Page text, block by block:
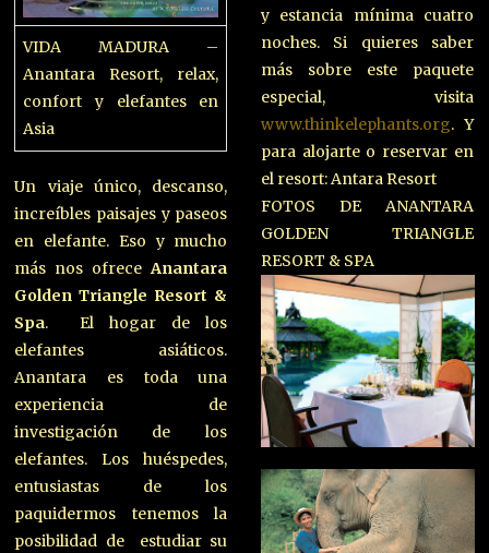
VIDA MADURA –
Anantara Resort, relax,
confort y elefantes en
Asia
Un viaje único, descanso,
increíbles paisajes y paseos
en elefante. Eso y mucho
más nos ofreceAnantara
Golden Triangle Resort &
Spa. El hogar de los
elefantes asiáticos.
Anantara es toda una
experiencia de
investigación de los
elefantes. Los huéspedes,
entusiastas de los
paquidermos tenemos la
posibilidad de estudiar su
y estancia mínima cuatro
noches. Si quieres saber
más sobre este paquete
especial, visita
www.thinkelephants.org. Y
para alojarte o reservar en
el resort: Antara Resort
FOTOS DE ANANTARA
GOLDEN TRIANGLE
RESORT & SPA